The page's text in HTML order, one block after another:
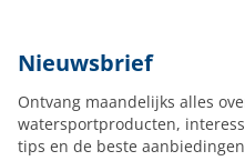
Nieuwsbrief
Ontvang maandelijks alles
watersportproducten,
tips en de beste